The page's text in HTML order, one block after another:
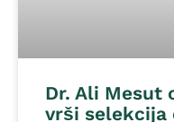
Dr. Ali Mesut
vrši selekcija